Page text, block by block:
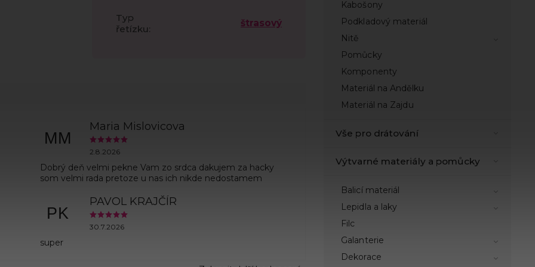
Kabošony
Podkladový materiál
Nitě
Pomůcky
Komponenty
Materiál na Andělku
Materiál na Zajdu
Vše pro drátování
Výtvarné materiály a pomůcky
Balicí materiál
Lepidla a laky
Filc
Galanterie
Dekorace
Typ
řetízku:
štrasový
MM
Maria Mislovicova
2.8.2026
Dobrý deň velmi pekne Vam zo srdca dakujem za hacky
som velmi rada pretoze u nas ich nikde nedostamem
PK
PAVOL KRAJČÍR
30.7.2026
super